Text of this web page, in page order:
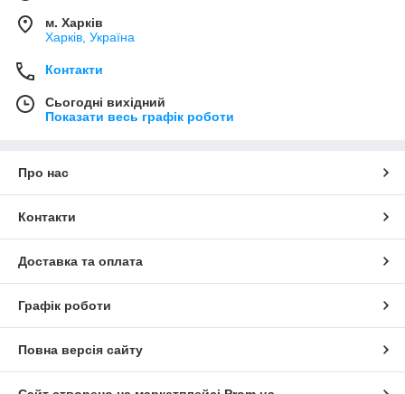
м. Харків
Харків, Україна
Контакти
Сьогодні вихідний
Показати весь графік роботи
Про нас
Контакти
Доставка та оплата
Графік роботи
Повна версія сайту